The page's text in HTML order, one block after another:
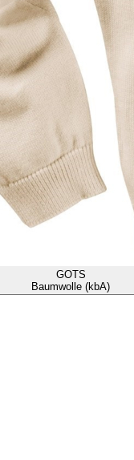
GOTS
Baumwolle (kbA)